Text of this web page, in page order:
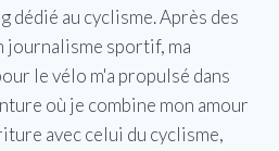
dédié au cyclisme. Après des
journalisme sportif, ma
le vélo m'a propulsé dans
où je combine mon amour
avec celui du cyclisme,